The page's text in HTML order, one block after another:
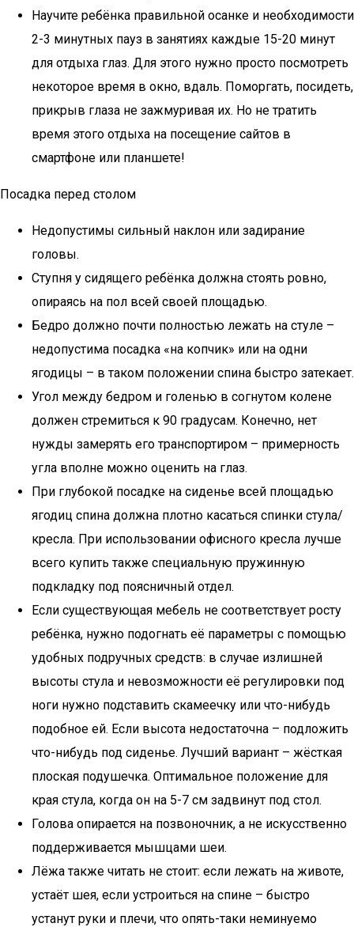
Научите ребёнка правильной осанке и необходимости
2-3 минутных пауз в занятиях каждые 15-20 минут
для отдыха глаз. Для этого нужно просто посмотреть
некоторое время в окно, вдаль. Поморгать, посидеть,
прикрыв глаза не зажмуривая их. Но не тратить
время этого отдыха на посещение сайтов в
смартфоне или планшете!
Посадка перед столом
Недопустимы сильный наклон или задирание
головы.
Ступня у сидящего ребёнка должна стоять ровно,
опираясь на пол всей своей площадью.
Бедро должно почти полностью лежать на стуле –
недопустима посадка «на копчик» или на одни
ягодицы – в таком положении спина быстро затекает.
Угол между бедром и голенью в согнутом колене
должен стремиться к 90 градусам. Конечно, нет
нужды замерять его транспортиром – примерность
угла вполне можно оценить на глаз.
При глубокой посадке на сиденье всей площадью
ягодиц спина должна плотно касаться спинки стула/
кресла. При использовании офисного кресла лучше
всего купить также специальную пружинную
подкладку под поясничный отдел.
Если существующая мебель не соответствует росту
ребёнка, нужно подогнать её параметры с помощью
удобных подручных средств: в случае излишней
высоты стула и невозможности её регулировки под
ноги нужно подставить скамеечку или что-нибудь
подобное ей. Если высота недостаточна – подложить
что-нибудь под сиденье. Лучший вариант – жёсткая
плоская подушечка. Оптимальное положение для
края стула, когда он на 5-7 см задвинут под стол.
Голова опирается на позвоночник, а не искусственно
поддерживается мышцами шеи.
Лёжа также читать не стоит: если лежать на животе,
устаёт шея, если устроиться на спине – быстро
устанут руки и плечи, что опять-таки неминуемо